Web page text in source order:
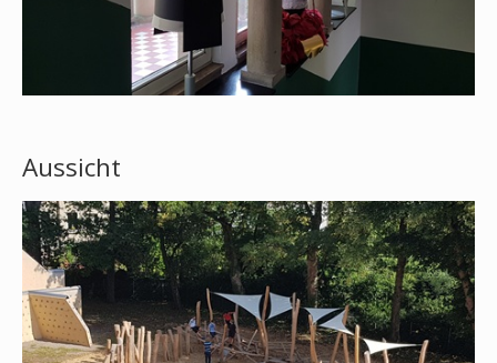
Aussicht